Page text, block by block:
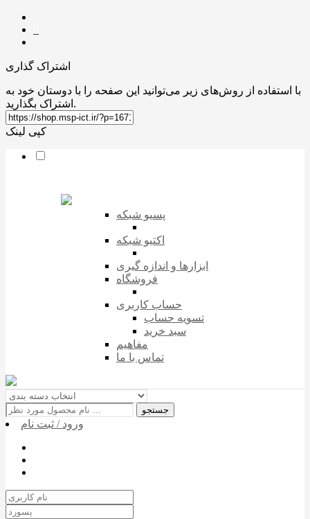
اشتراک گذاری
با استفاده از روش‌های زیر می‌توانید این صفحه را با دوستان خود به
اشتراک بگذارید.
کپی لینک
پسیو شبکه
اکتیو شبکه
ابزارها و اندازه گیری
فروشگاه
حساب کاربری
تسویه حساب
سبد خرید
مفاهیم
تماس با ما
جستجو
ورود / ثبت نام